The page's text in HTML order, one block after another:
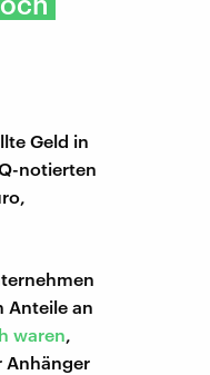
Geld in
notierten
Anteile an
waren,
Anhänger